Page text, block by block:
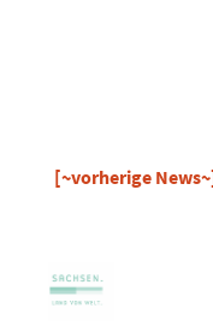
[~vorherige